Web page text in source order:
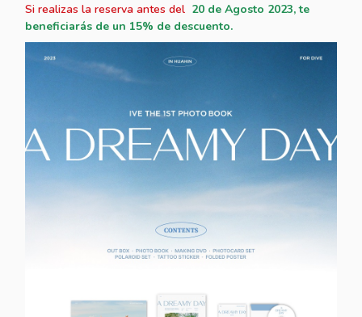
Si realizas la reserva antes del 20 de Agosto 2023, te
beneficiarás de un 15% de descuento.